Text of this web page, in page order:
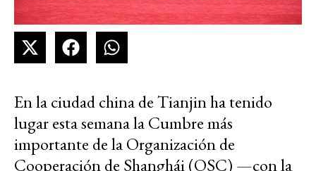
En la ciudad china de Tianjin ha tenido
lugar esta semana la Cumbre más
importante de la Organización de
Cooperación de Shanghái (OSC) —con la